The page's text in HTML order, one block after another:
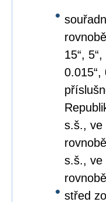
15“,
0.015“,
s.š., ve
s.š., ve
střed